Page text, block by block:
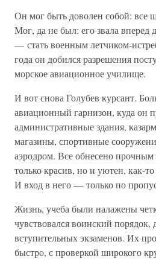
Он мог быть доволен собой: все
Мог, да не был: его звала вперед
— стать военным летчиком-
года он добился разрешения
морское авиационное училище.
И вот снова Голубев курсант.
авиационный гарнизон, куда он
административные здания,
магазины, спортивные
аэродром. Все обнесено прочным
только красив, но и уютен, как-
И вход в него — только по
Жизнь, учеба были налажены
чувствовался воинский порядок,
вступительных экзаменов. Их
быстро, с проверкой широкого